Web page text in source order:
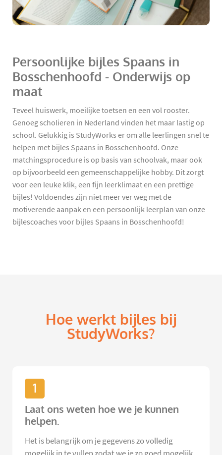
Persoonlijke bijles Spaans in
Bosschenhoofd - Onderwijs op
maat
Teveel huiswerk, moeilijke toetsen en een vol rooster.
Genoeg scholieren in Nederland vinden het maar lastig op
school. Gelukkig is StudyWorks er om alle leerlingen snel te
helpen met bijles Spaans in Bosschenhoofd. Onze
matchingsprocedure is op basis van schoolvak, maar ook
op bijvoorbeeld een gemeenschappelijke hobby. Dit zorgt
voor een leuke klik, een fijn leerklimaat en een prettige
bijles! Voldoendes zijn niet meer ver weg met de
motiverende aanpak en een persoonlijk leerplan van onze
bijlescoaches voor bijles Spaans in Bosschenhoofd!
Hoe werkt bijles bij
StudyWorks?
1
Laat ons weten hoe we je kunnen
helpen.
Het is belangrijk om je gegevens zo volledig